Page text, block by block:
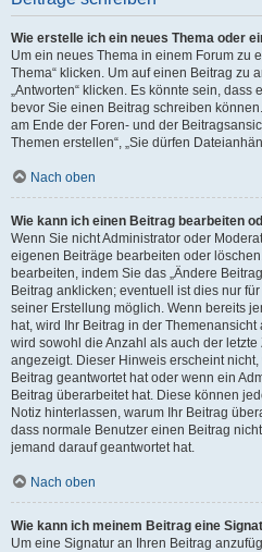
Wie erstelle ich ein neues Thema oder
Um ein neues Thema in einem Forum zu
Thema“ klicken. Um auf einen Beitrag zu
„Antworten“ klicken. Es könnte sein,
bevor Sie einen Beitrag schreiben
am Ende der Foren- und der
Themen erstellen“, „Sie dürfen
Nach oben
Wie kann ich einen Beitrag bearbeiten
Wenn Sie nicht Administrator oder
eigenen Beiträge bearbeiten oder
bearbeiten, indem Sie das „Ändere
Beitrag anklicken; eventuell ist dies nur
seiner Erstellung möglich. Wenn bereits
hat, wird Ihr Beitrag in der
wird sowohl die Anzahl als auch der
angezeigt. Dieser Hinweis erscheint
Beitrag geantwortet hat oder wenn ein
Beitrag überarbeitet hat. Diese können
Notiz hinterlassen, warum Ihr Beitrag
dass normale Benutzer einen Beitrag
jemand darauf geantwortet hat.
Nach oben
Wie kann ich meinem Beitrag eine
Um eine Signatur an Ihren Beitrag